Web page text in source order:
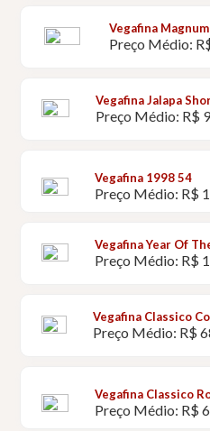
Vegafina
Preço Médio:
Vegafina Jalapa
Preço Médio: R$
Vegafina 1998 54
Preço Médio: R$
Vegafina Year Of
Preço Médio: R$
Vegafina Classico
Preço Médio: R$
Vegafina Classico
Preço Médio: R$